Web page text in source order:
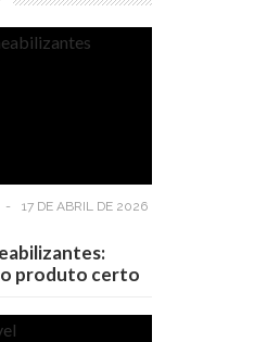
- 17 DE ABRIL DE 2026
produto certo